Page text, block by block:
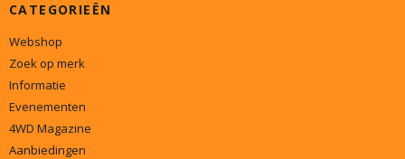
CATEGORIEËN
Webshop
Zoek op merk
Informatie
Evenementen
4WD Magazine
Aanbiedingen